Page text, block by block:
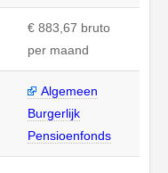
€ 883,67 bruto
per maand
Algemeen
Burgerlijk
Pensioenfonds